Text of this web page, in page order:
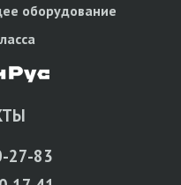
оборудование
27-83